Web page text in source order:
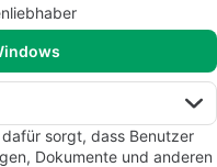
sorgt, dass Benutzer
Dokumente und anderen